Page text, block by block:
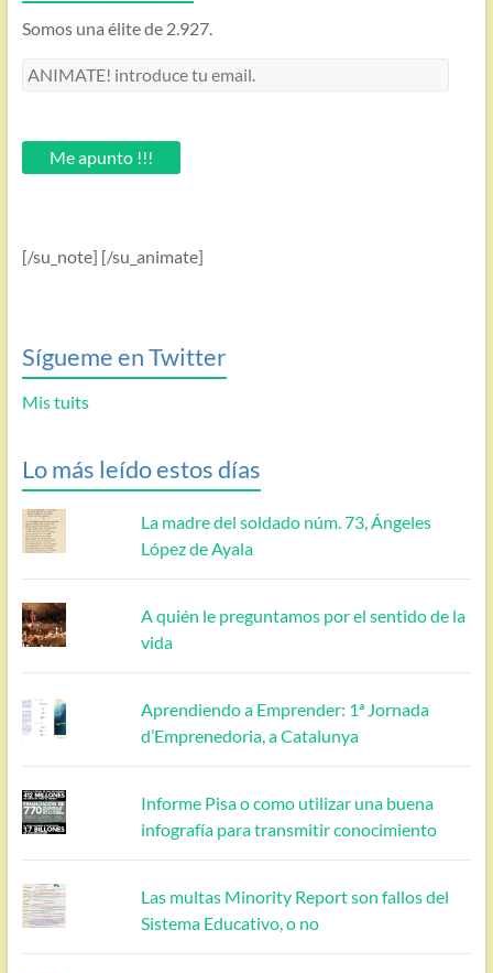
Somos una élite de 2.927.
ANIMATE!
email.Me apunto !!!
[/su_note] [/su_animate]
Sígueme en Twitter
Mis tuits
Lo más leído estos días
La madre del soldado núm. 73, Ángeles
López de Ayala
A quién le preguntamos por el sentido de la
vida
Aprendiendo a Emprender: 1ª Jornada
d’Emprenedoria, a Catalunya
Informe Pisa o como utilizar una buena
infografía para transmitir conocimiento
Las multas Minority Report son fallos del
Sistema Educativo, o no